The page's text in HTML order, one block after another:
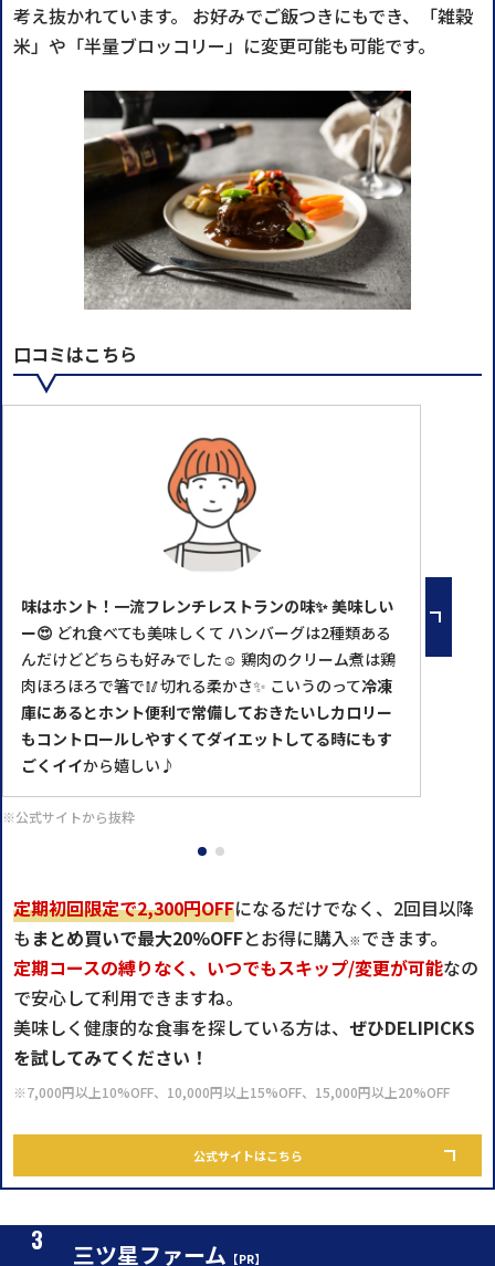
考え抜かれています。 お好みでご飯つきにもでき、「雑穀
米」や「半量ブロッコリー」に変更可能も可能です。
口コミはこちら
味はホント！一流フレンチレストランの味✨ 美味しい
ー😍 どれ食べても美味しくて ハンバーグは2種類ある
んだけどどちらも好みでした☺️ 鶏肉のクリーム煮は鶏
肉ほろほろで箸で🥢切れる柔かさ✨ こいうのって冷凍
庫にあるとホント便利で常備しておきたいしカロリー
もコントロールしやすくてダイエットしてる時にもす
ごくイイから嬉しい♪
※公式サイトから抜粋
定期初回限定で2,300円OFFになるだけでなく、2回目以降
も まとめ買いで最大20%OFFとお得に購入※ できます。
定期コースの縛りなく、いつでもスキップ/変更が可能なの
で安心して利用できますね。
美味しく健康的な食事を探している方は、 ぜひDELIPICKS
を試してみてください！
※7,000円以上10%OFF、10,000円以上15%OFF、15,000円以上20%OFF
公式サイトはこちら
三ツ星ファーム 【PR】